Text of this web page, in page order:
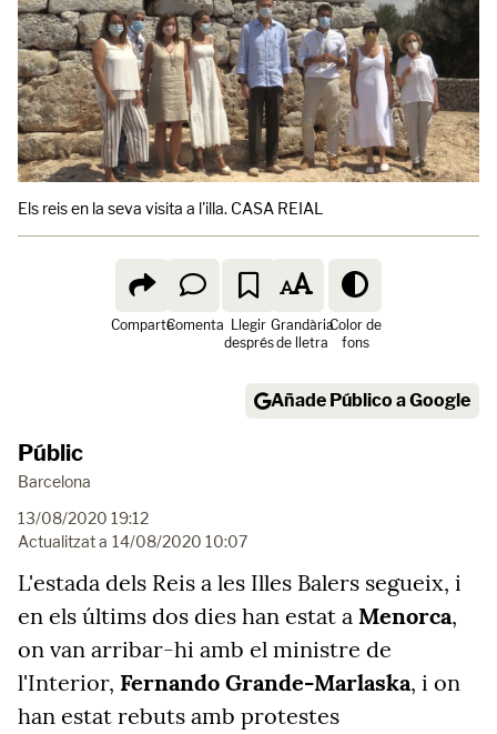
Els reis en la seva visita a l'illa. CASA REIAL
ComparteComenta Llegir
després
Grandària
de lletra
Color de
fons
Añade Público a Google
Públic
Barcelona
13/08/2020 19:12
Actualitzat a 14/08/2020 10:07
L'estada dels Reis a les Illes Balers segueix, i
en els últims dos dies han estat a Menorca,
on van arribar-hi amb el ministre de
l'Interior, Fernando Grande-Marlaska, i on
han estat rebuts amb protestes